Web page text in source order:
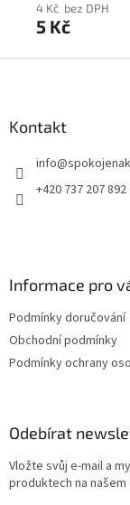
4 Kč bez DPH
5 Kč
Kontakt
info@
+420 737 207 892
Informace pro
Podmínky doručování
Obchodní podmínky
Podmínky ochrany
Odebírat
Vložte svůj e-mail a
produktech na našem